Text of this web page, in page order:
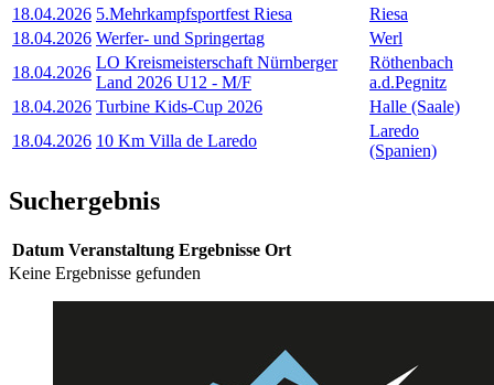
18.04.2026 5.Mehrkampfsportfest Riesa
Riesa
18.04.2026 Werfer- und Springertag
Werl
18.04.2026
LO Kreismeisterschaft Nürnberger
Land 2026 U12 - M/F
Röthenbach
a.d.Pegnitz
18.04.2026 Turbine Kids-Cup 2026
Halle (Saale)
18.04.2026 10 Km Villa de Laredo
Laredo
(Spanien)
Suchergebnis
Datum Veranstaltung Ergebnisse Ort
Keine Ergebnisse gefunden